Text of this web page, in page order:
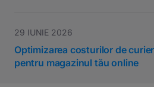
29 IUNIE 2026
Optimizarea costurilor de
pentru magazinul tău online